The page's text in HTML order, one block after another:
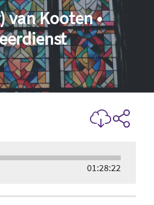
van Kooten •
01:28:22